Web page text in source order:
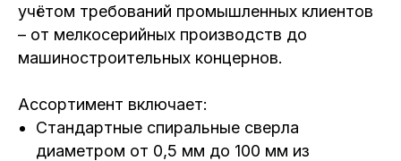
учётом требований промышленных клиентов
– от мелкосерийных производств до
машиностроительных концернов.
Ассортимент включает:
Стандартные спиральные сверла
диаметром от 0,5 мм до 100 мм из